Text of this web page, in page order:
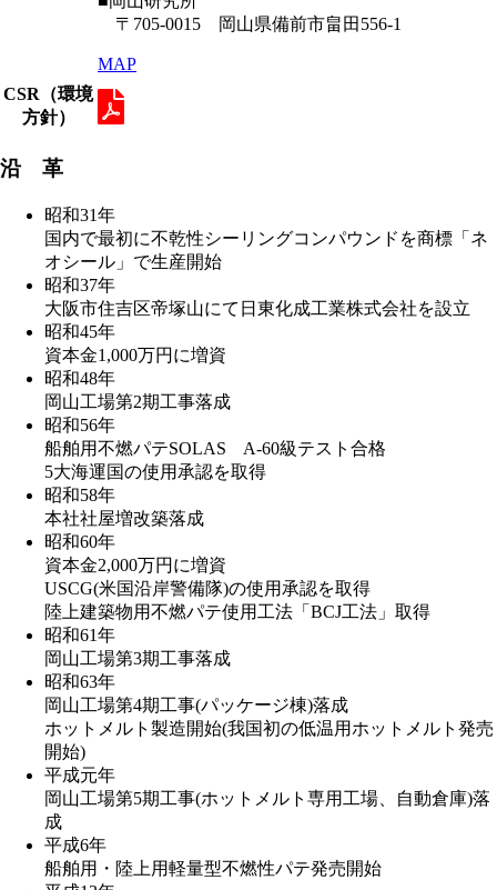
〒705-0015 岡山県備前市畠田556-1
MAP
CSR（環境
方針）
沿 革
昭和31年
国内で最初に不乾性シーリングコンパウンドを商標「ネ
オシール」で生産開始
昭和37年
大阪市住吉区帝塚山にて日東化成工業株式会社を設立
昭和45年
資本金1,000万円に増資
昭和48年
岡山工場第2期工事落成
昭和56年
船舶用不燃パテSOLAS A-60級テスト合格
5大海運国の使用承認を取得
昭和58年
本社社屋増改築落成
昭和60年
資本金2,000万円に増資
USCG(米国沿岸警備隊)の使用承認を取得
陸上建築物用不燃パテ使用工法「BCJ工法」取得
昭和61年
岡山工場第3期工事落成
昭和63年
岡山工場第4期工事(パッケージ棟)落成
ホットメルト製造開始(我国初の低温用ホットメルト発売
開始)
平成元年
岡山工場第5期工事(ホットメルト専用工場、自動倉庫)落
成
平成6年
船舶用・陸上用軽量型不燃性パテ発売開始